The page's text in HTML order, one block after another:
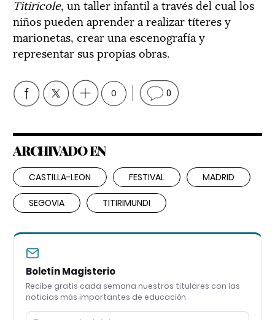
Titiricole, un taller infantil a través del cual los
niños pueden aprender a realizar títeres y
marionetas, crear una escenografía y
representar sus propias obras.
0 0
ARCHIVADO EN
CASTILLA-LEON FESTIVAL MADRID
SEGOVIA TITIRIMUNDI
Boletín Magisterio
Recibe gratis cada semana nuestros titulares con las
noticias más importantes de educación